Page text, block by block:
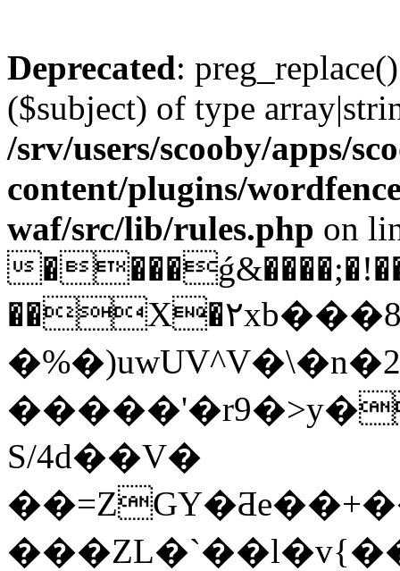
Deprecated:
($subject) of type
/srv/users/scooby/apps/
content/plugins/
waf/src/lib/rules.php on
��X�٢xb���8q�9�D����7�'9�[+�¥/
S/4d��V�